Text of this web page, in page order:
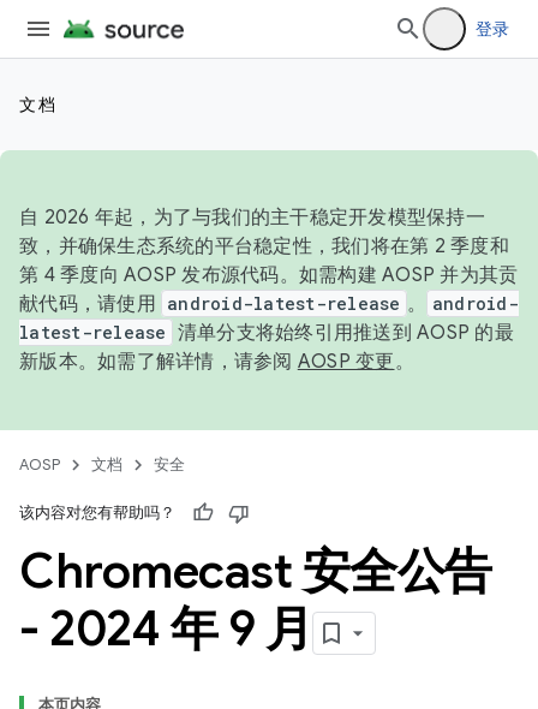
登录
文档
自 2026 年起，为了与我们的主干稳定开发模型保持一
致，并确保生态系统的平台稳定性，我们将在第 2 季度和
第 4 季度向 AOSP 发布源代码。如需构建 AOSP 并为其贡
献代码，请使用 android-latest-release 。
android-
latest-release 清单分支将始终引用推送到 AOSP 的最
新版本。如需了解详情，请参阅 AOSP 变更。
AOSP 文档 安全
该内容对您有帮助吗？
Chromecast 安全公告
- 2024 年 9 月
本页内容